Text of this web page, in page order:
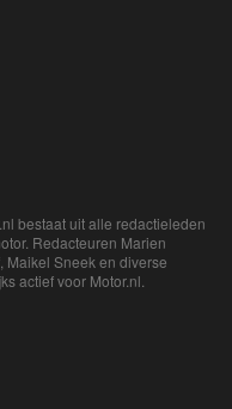
bestaat uit alle redactieleden
Redacteuren Marien
Maikel Sneek en diverse
actief voor Motor.nl.